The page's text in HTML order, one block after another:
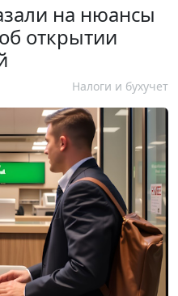
на нюансы
открытии
Налоги и бухучет